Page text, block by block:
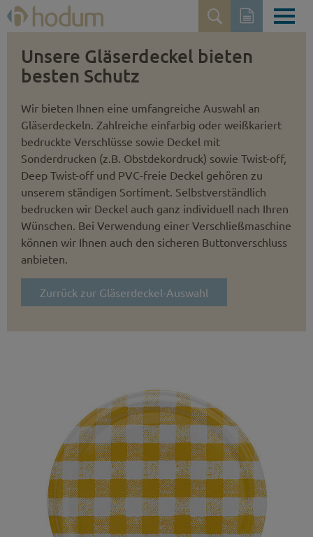
Unsere Gläserdeckel bieten
besten Schutz
Wir bieten Ihnen eine umfangreiche Auswahl an
Gläserdeckeln. Zahlreiche einfarbig oder weißkariert
bedruckte Verschlüsse sowie Deckel mit
Sonderdrucken (z.B. Obst­dekordruck) sowie Twist-off,
Deep Twist-off und PVC-freie Deckel gehören zu
unserem ständigen Sortiment. Selbstver­ständlich
bedrucken wir Deckel auch ganz individuell nach Ihren
Wünschen. Bei Verwendung einer Verschließmaschine
können wir Ihnen auch den sicheren Button­verschluss
anbieten.
Zurrück zur Gläserdeckel-Auswahl